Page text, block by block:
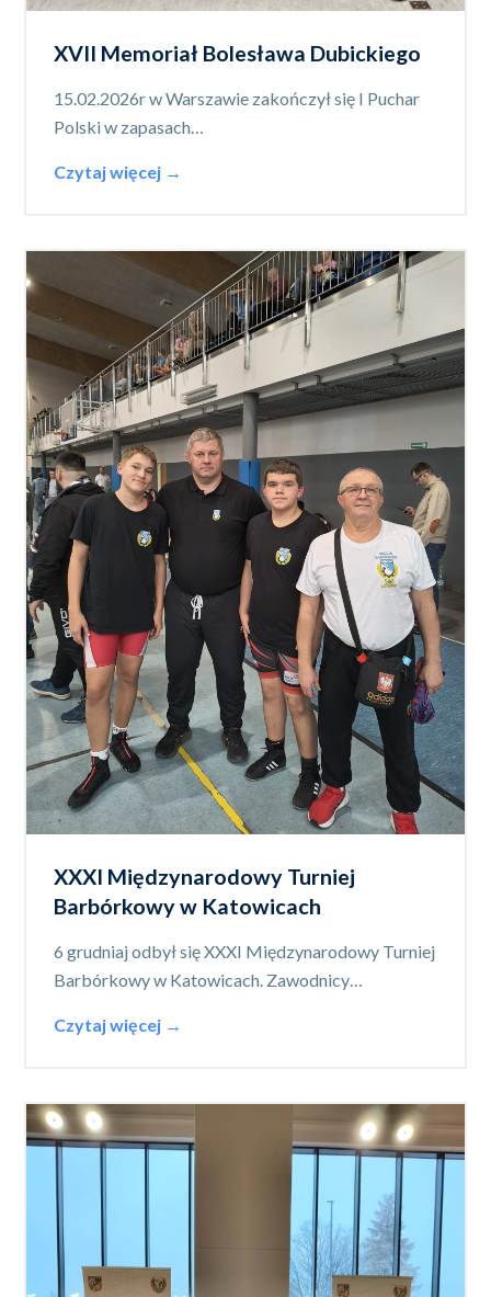
XVII Memoriał Bolesława Dubickiego
15.02.2026r w Warszawie zakończył się I Puchar
Polski w zapasach…
Czytaj więcej →
XXXI Międzynarodowy Turniej
Barbórkowy w Katowicach
6 grudniaj odbył się XXXI Międzynarodowy Turniej
Barbórkowy w Katowicach. Zawodnicy…
Czytaj więcej →